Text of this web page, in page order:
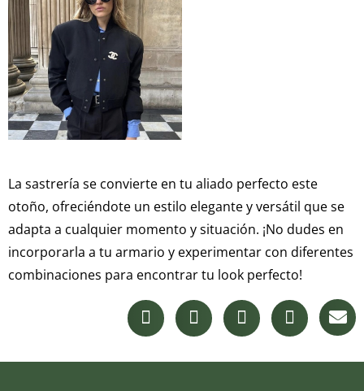
La sastrería se convierte en tu aliado perfecto este
otoño, ofreciéndote un estilo elegante y versátil que se
adapta a cualquier momento y situación. ¡No dudes en
incorporarla a tu armario y experimentar con diferentes
combinaciones para encontrar tu look perfecto!